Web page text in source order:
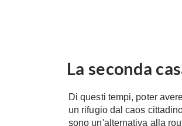
La seconda
Di questi tempi, poter
un rifugio dal caos
sono un'alternativa alla